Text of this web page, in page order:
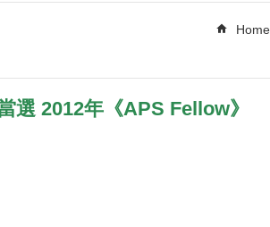
Home
選 2012年《APS Fellow》